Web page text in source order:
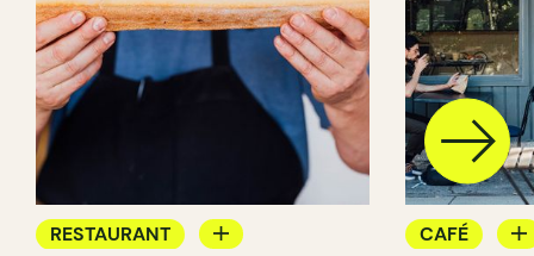
RESTAURANT
CAFÉ